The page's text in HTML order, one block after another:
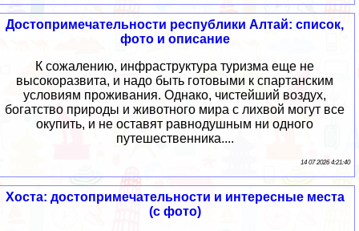
Достопримечательности республики Алтай: список,
фото и описание
К сожалению, инфраструктура туризма еще не
высокоразвита, и надо быть готовыми к спартанским
условиям проживания. Однако, чистейший воздух,
богатство природы и животного мира с лихвой могут все
окупить, и не оставят равнодушным ни одного
путешественника....
14 07 2026 4:21:40
Хоста: достопримечательности и интересные места
(с фото)